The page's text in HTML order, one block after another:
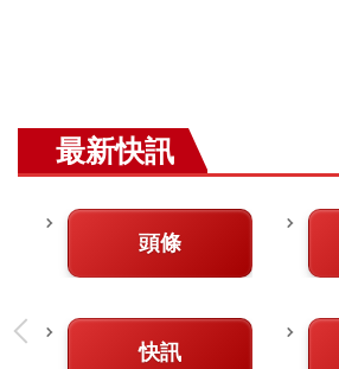
最新快訊
頭條
快訊